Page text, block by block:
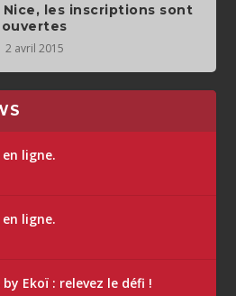
Nice, les inscriptions sont
2 avril 2015
ligne.
ligne.
Ekoï : relevez le défi !